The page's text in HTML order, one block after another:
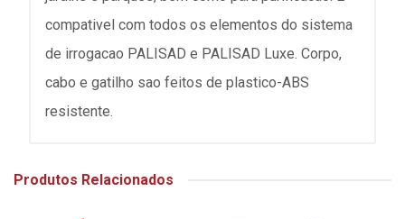
compativel com todos os elementos do sistema
de irrogacao PALISAD e PALISAD Luxe. Corpo,
cabo e gatilho sao feitos de plastico-ABS
resistente.
Produtos Relacionados